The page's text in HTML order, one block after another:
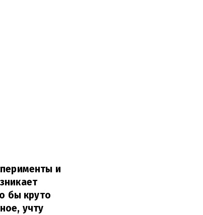
и
бы круто
учту